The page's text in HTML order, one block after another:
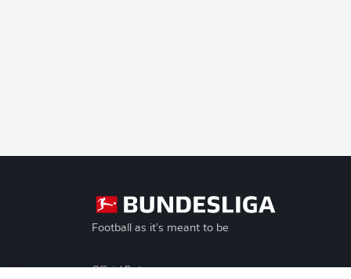
Football as it's meant to be
Official Partners